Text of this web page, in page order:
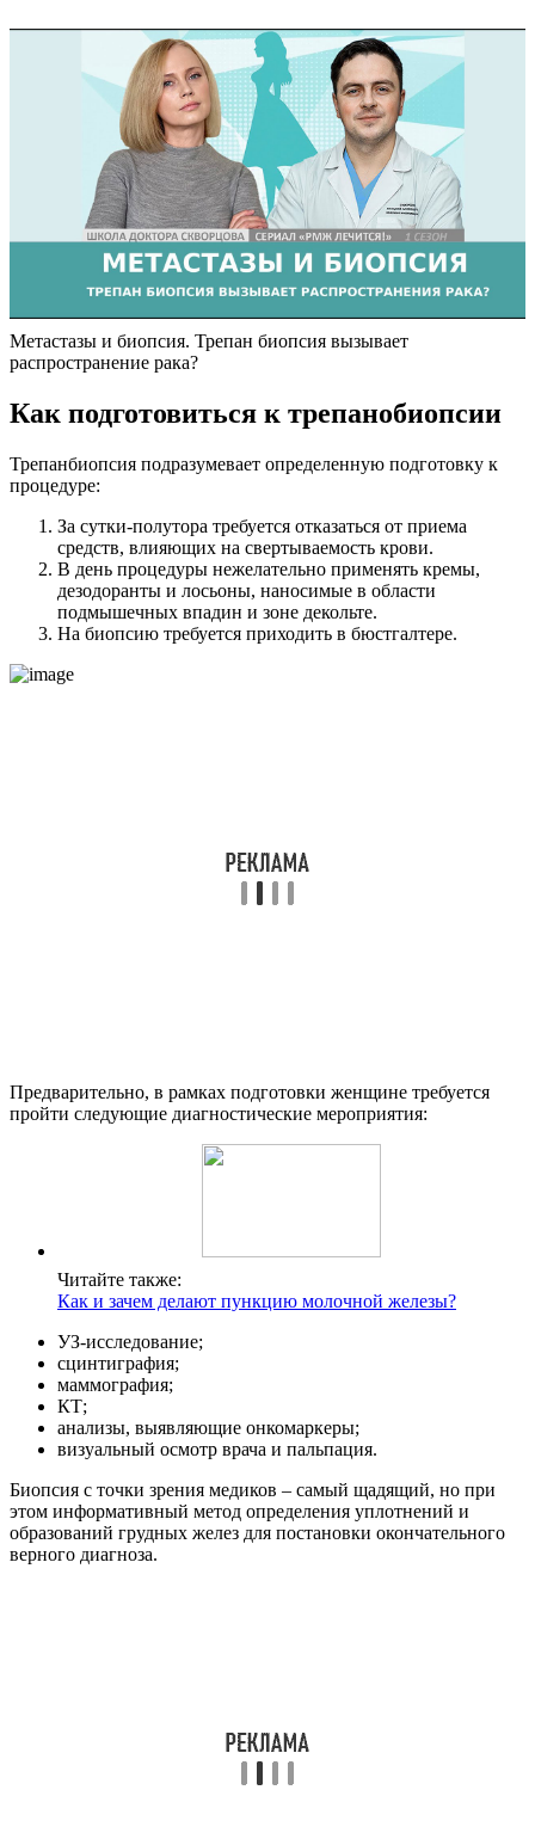
Метастазы и биопсия. Трепан биопсия вызывает
распространение рака?
Как подготовиться к трепанобиопсии
Трепанбиопсия подразумевает определенную подготовку к
процедуре:
За сутки-полутора требуется отказаться от приема
средств, влияющих на свертываемость крови.
В день процедуры нежелательно применять кремы,
дезодоранты и лосьоны, наносимые в области
подмышечных впадин и зоне декольте.
На биопсию требуется приходить в бюстгалтере.
Предварительно, в рамках подготовки женщине требуется
пройти следующие диагностические мероприятия:
Читайте также:
Как и зачем делают пункцию молочной железы?
УЗ-исследование;
сцинтиграфия;
маммография;
КТ;
анализы, выявляющие онкомаркеры;
визуальный осмотр врача и пальпация.
Биопсия с точки зрения медиков – самый щадящий, но при
этом информативный метод определения уплотнений и
образований грудных желез для постановки окончательного
верного диагноза.